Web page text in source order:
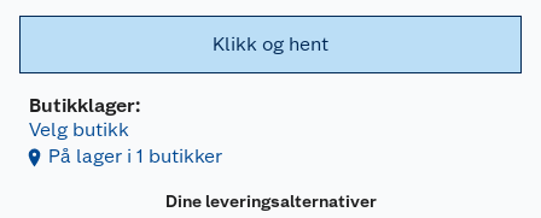
Klikk og hent
Butikklager:
Velg butikk
På lager i 1 butikker
Dine leveringsalternativer